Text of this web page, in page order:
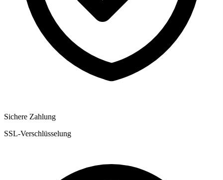
Sichere Zahlung
SSL-Verschlüsselung